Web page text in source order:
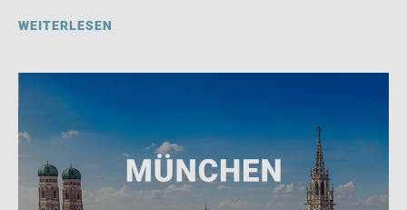
WEITERLESEN